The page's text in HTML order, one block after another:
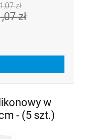
zł
zł
w
- (5 szt.)